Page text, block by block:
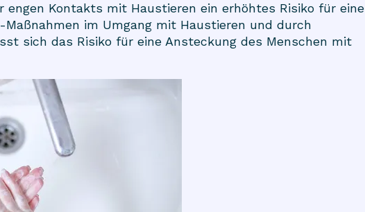
Kontakts mit Haustieren ein erhöhtes Risiko für eine
im Umgang mit Haustieren und durch
sich das Risiko für eine Ansteckung des Menschen mit